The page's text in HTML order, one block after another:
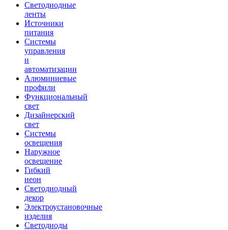
Светодиодные
ленты
Источники
питания
Системы
управления
и
автоматизации
Алюминиевые
профили
Функциональный
свет
Дизайнерский
свет
Системы
освещения
Наружное
освещение
Гибкий
неон
Светодиодный
декор
Электроустановочные
изделия
Светодиоды